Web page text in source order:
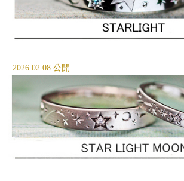
2026.02.08 公開